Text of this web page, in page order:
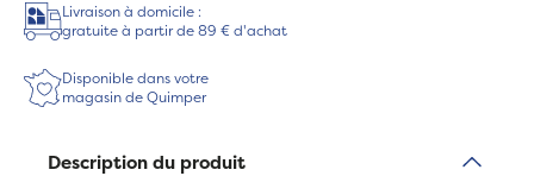
Livraison à domicile :
gratuite à partir de 89 € d'achat
Disponible dans votre
magasin de Quimper
Description du produit